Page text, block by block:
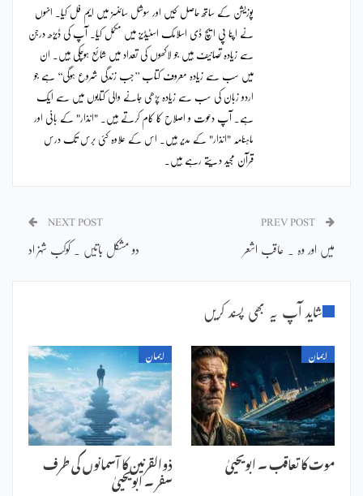
پوزیشن کے ساتھ حاصل کیں اور سوشل سائنسز میں ایم فل کیا۔ انہوں
نے اپنا پی ایچ ڈی اسلامک اسٹیڈیز میں مکمل کیا۔ آپ کی ڈیڑھ درجن
سے زیادہ تصانیف ہیں جو لاکھوں کی تعداد میں شائع ہوچکی ہیں۔ ان
میں سب سے زیادہ معروف کتاب ’’جب زندگی شروع ہوگی‘‘ ہے جو
اردو زبان کی سب سے زیادہ پڑھی جانے والی کتابوں میں سے ایک
ہے۔ آپ دعوت و اصلاح کا کام کرتے ہیں۔ "انذار" کے بانی اور
ماہنامہ "انذار" کے مدیر ہیں۔ اس کے علاوہ کئی برس تک درس
قرآن مجید دیتے رہے ہیں۔
میں اور وہ ۔ عاقب اشعر
NEXT POST
دو مشکل باتیں ۔ کوکب شہزاد
شاید آپ یہ بھی پسند کریں
ایمان
موت کا تعاقب ۔ ابویحییٰ
ایمان
ذوالقرنین کا آسمانوں کی طرف
سفر ۔ ابویحییٰ